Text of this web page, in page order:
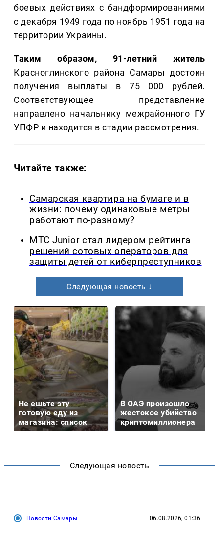
боевых действиях с бандформированиями
с декабря 1949 года по ноябрь 1951 года на
территории Украины.
Таким образом, 91-летний житель
Красноглинского района Самары достоин
получения выплаты в 75 000 рублей.
Соответствующее представление
направлено начальнику межрайонного ГУ
УПФР и находится в стадии рассмотрения.
Читайте также:
Самарская квартира на бумаге и в
жизни: почему одинаковые метры
работают по-разному?
МТС Junior стал лидером рейтинга
решений сотовых операторов для
защиты детей от киберпреступников
Следующая новость ↓
Не ешьте эту
готовую еду из
магазина: список
В ОАЭ произошло
жестокое убийство
криптомиллионера
Следующая новость
Новости Самары 06.08.2026, 01:36